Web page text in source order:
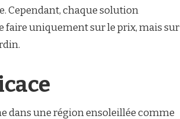
Cependant, chaque solution
faire uniquement sur le prix, mais sur
dans une région ensoleillée comme